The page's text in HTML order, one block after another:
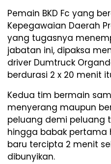
Pemain BKD Fc yang
Kepegawaian Daerah
yang tugasnya
jabatan ini, dipaksa
driver Dumtruck
berdurasi 2 x 20 menit
Kedua tim bermain
menyerang maupun
peluang demi peluang
hingga babak pertama
baru tercipta 2 menit
dibunyikan.